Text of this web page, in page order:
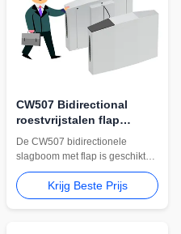
CW507 Bidirectional
roestvrijstalen flap
barrièrepoort voor
toegang tot luchthavens
De CW507 bidirectionele
slagboom met flap is geschikt
voor luchthavens, datacentra en
beveiligde openbare ingangen.
Roestvrijstalen constructie en
Krijg Beste Prijs